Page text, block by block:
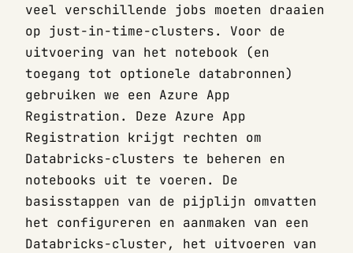
veel verschillende jobs moeten draaien
op just-in-time-clusters. Voor de
uitvoering van het notebook (en
toegang tot optionele databronnen)
gebruiken we een Azure App
Registration. Deze Azure App
Registration krijgt rechten om
Databricks-clusters te beheren en
notebooks uit te voeren. De
basisstappen van de pijplijn omvatten
het configureren en aanmaken van een
Databricks-cluster, het uitvoeren van